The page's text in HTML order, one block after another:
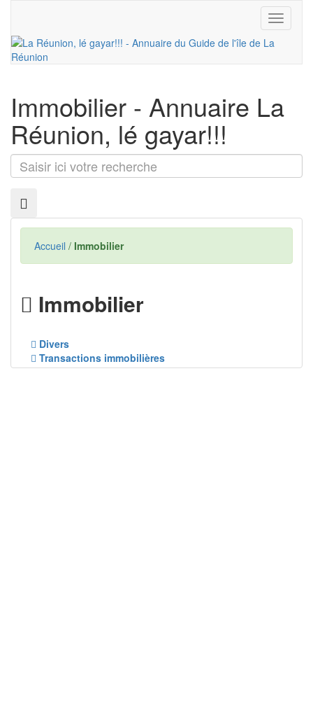
Toggle
Immobilier - Annuaire La
Réunion, lé gayar!!!
Saisir
ici
recherche
Accueil / Immobilier
Immobilier
Divers
Transactions immobilières